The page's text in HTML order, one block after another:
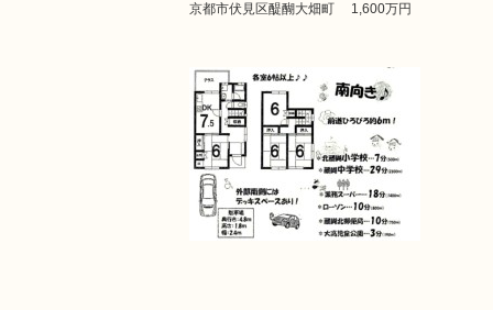
京都市伏見区醍醐大畑町 1,600万円